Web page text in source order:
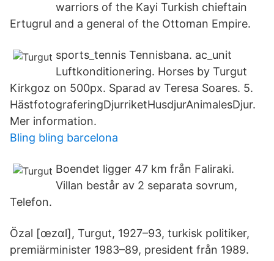
warriors of the Kayi Turkish chieftain
Ertugrul and a general of the Ottoman Empire.
sports_tennis Tennisbana. ac_unit
Luftkonditionering. Horses by Turgut
Kirkgoz on 500px. Sparad av Teresa Soares. 5.
HästfotograferingDjurriketHusdjurAnimalesDjur.
Mer information.
Bling bling barcelona
Boendet ligger 47 km från Faliraki.
Villan består av 2 separata sovrum,​
Telefon.
Özal [œzɑl], Turgut, 1927–93, turkisk politiker,
premiärminister 1983​–89, president från 1989.